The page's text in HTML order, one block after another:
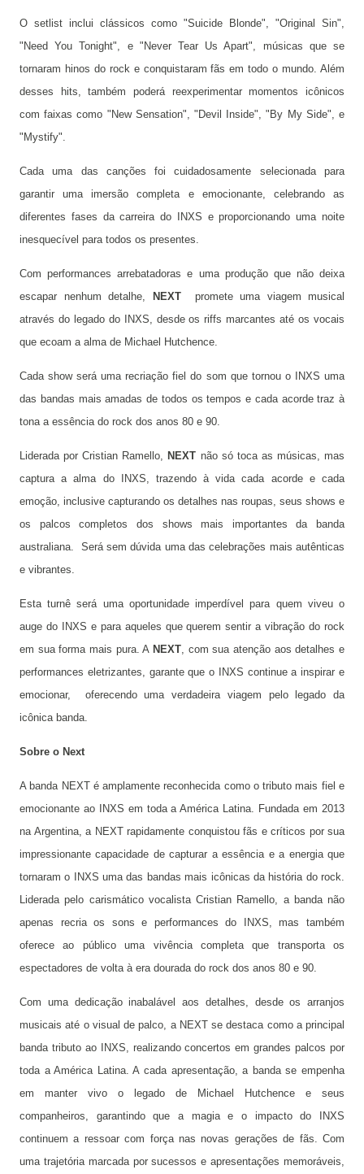
O setlist inclui clássicos como "Suicide Blonde", "Original Sin",
"Need You Tonight", e "Never Tear Us Apart", músicas que se
tornaram hinos do rock e conquistaram fãs em todo o mundo. Além
desses hits, também poderá reexperimentar momentos icônicos
com faixas como "New Sensation", "Devil Inside", "By My Side", e
"Mystify".
Cada uma das canções foi cuidadosamente selecionada para
garantir uma imersão completa e emocionante, celebrando as
diferentes fases da carreira do INXS e proporcionando uma noite
inesquecível para todos os presentes.
Com performances arrebatadoras e uma produção que não deixa
escapar nenhum detalhe,
NEXT
promete uma viagem musical
através do legado do INXS, desde os riffs marcantes até os vocais
que ecoam a alma de Michael Hutchence.
Cada show será uma recriação fiel do som que tornou o INXS uma
das bandas mais amadas de todos os tempos e cada acorde traz à
tona a essência do rock dos anos 80 e 90.
Liderada por Cristian Ramello, NEXT não só toca as músicas, mas
captura a alma do INXS, trazendo à vida cada acorde e cada
emoção, inclusive capturando os detalhes nas roupas, seus shows e
os palcos completos dos shows mais importantes da banda
australiana. Será sem dúvida uma das celebrações mais autênticas
e vibrantes.
Esta turnê será uma oportunidade imperdível para quem viveu o
auge do INXS e para aqueles que querem sentir a vibração do rock
em sua forma mais pura. A NEXT, com sua atenção aos detalhes e
performances eletrizantes, garante que o INXS continue a inspirar e
emocionar, oferecendo uma verdadeira viagem pelo legado da
icônica banda.
Sobre o Next
A banda NEXT é amplamente reconhecida como o tributo mais fiel e
emocionante ao INXS em toda a América Latina. Fundada em 2013
na Argentina, a NEXT rapidamente conquistou fãs e críticos por sua
impressionante capacidade de capturar a essência e a energia que
tornaram o INXS uma das bandas mais icônicas da história do rock.
Liderada pelo carismático vocalista Cristian Ramello, a banda não
apenas recria os sons e performances do INXS, mas também
oferece ao público uma vivência completa que transporta os
espectadores de volta à era dourada do rock dos anos 80 e 90.
Com uma dedicação inabalável aos detalhes, desde os arranjos
musicais até o visual de palco, a NEXT se destaca como a principal
banda tributo ao INXS, realizando concertos em grandes palcos por
toda a América Latina. A cada apresentação, a banda se empenha
em manter vivo o legado de Michael Hutchence e seus
companheiros, garantindo que a magia e o impacto do INXS
continuem a ressoar com força nas novas gerações de fãs. Com
uma trajetória marcada por sucessos e apresentações memoráveis,